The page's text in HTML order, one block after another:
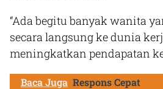
“Ada begitu banyak wanita
secara langsung ke dunia
meningkatkan pendapatan
Baca Juga Respons Cepat